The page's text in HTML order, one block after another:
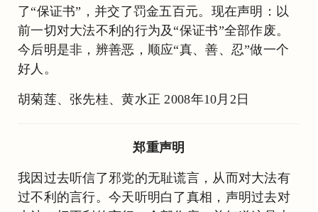
了“保证书”，并交了罚金五百元。现在声明：以
前一切对大法不利的行为及“保证书”全部作废。
今后明是非，辨善恶，顺应“真、善、忍”做一个
好人。
胡菊莲、张先桂、黄水正 2008年10月2日
郑重声明
我因过去听信了邪党的无耻谎言，从而对大法有
过不利的言行。今天听明白了真相，声明过去对